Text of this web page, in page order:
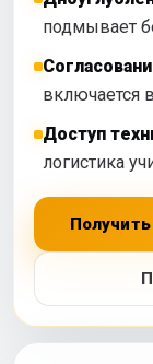
подмывает
включается
Доступ
логистика